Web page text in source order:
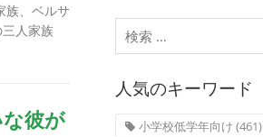
族、ベルサ
人家族
彼が
検
索:
人気のキーワード
小学校低学年向け (461)